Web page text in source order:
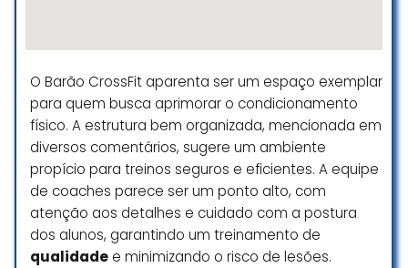
preciso contar um pouco do meu
várias atividades físicas: corrida de
rua, natação, tênis, futebol,
basquete, lutas (judo e jiu jitsu) e
musculação. Uma das minhas
grandes dificuldades era manter a
prática da modalidade no longo
prazo. Vários fatores contribuiam
para tal: a atividade se tornava
repetitiva, não havia uma
O Barão CrossFit aparenta ser um espaço exemplar
para quem busca aprimorar o condicionamento
físico. A estrutura bem organizada, mencionada em
diversos comentários, sugere um ambiente
propício para treinos seguros e eficientes. A equipe
de coaches parece ser um ponto alto, com
atenção aos detalhes e cuidado com a postura
dos alunos, garantindo um treinamento de
qualidade e minimizando o risco de lesões.